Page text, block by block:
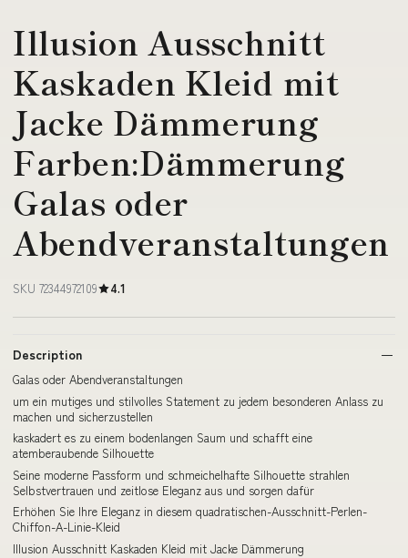
Illusion Ausschnitt
Kaskaden Kleid mit
Jacke Dämmerung
Farben:Dämmerung
Galas oder
Abendveranstaltungen
SKU 72344972109 4.1
Description
Galas oder Abendveranstaltungen
um ein mutiges und stilvolles Statement zu jedem besonderen Anlass zu
machen und sicherzustellen
kaskadert es zu einem bodenlangen Saum und schafft eine
atemberaubende Silhouette
Seine moderne Passform und schmeichelhafte Silhouette strahlen
Selbstvertrauen und zeitlose Eleganz aus und sorgen dafür
Erhöhen Sie Ihre Eleganz in diesem quadratischen-Ausschnitt-Perlen-
Chiffon-A-Linie-Kleid
Illusion Ausschnitt Kaskaden Kleid mit Jacke Dämmerung